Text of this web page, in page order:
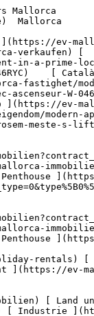
[ Finca ](https://ev-mallorca.com/de/mallorca-immobilien?contract_type=0&type%5B0%5D=1) [ Apartment ](https://ev-mallorca.com/de/mallorca-immobilien?contract_type=0&type%5B0%5D=2) [ Penthouse ](https://ev-mallorca.com/de/mallorca-immobilien?contract_type=0&type%5B0%5D=5) [ Grundstück ](https://ev-mallorca.com/de/mallorca-immobilien?contract_type=0&type%5B0%5D=3) [ Neubauprojekt ](https://ev-mallorca.com/de/mallorca-immobilien?contract_type=0&type%5B0%5D=development) 

   Mieten     [ Alle Immobilien ](https://ev-mallorca.com/de/mallorca-immobilien?contract_type=1) [ Haus ](https://ev-mallorca.com/de/mallorca-immobilien?contract_type=1&type%5B0%5D=0) [ Finca ](https://ev-mallorca.com/de/mallorca-immobilien?contract_type=1&type%5B0%5D=1) [ Apartment ](https://ev-mallorca.com/de/mallorca-immobilien?contract_type=1&type%5B0%5D=2) [ Penthouse ](https://ev-mallorca.com/de/mallorca-immobilien?contract_type=1&type%5B0%5D=5) 

   Ferienvermietung     [ Alle Immobilien ](https://ev-mallorca.com/de/holiday-rentals) [ Haus ](https://ev-mallorca.com/de/holiday-rentals?type%5B0%5D=0) [